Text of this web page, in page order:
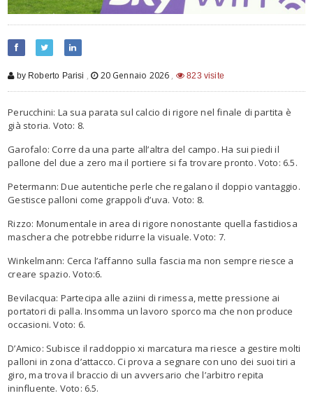
by Roberto Parisi , 20 Gennaio 2026 , 823 visite
Perucchini: La sua parata sul calcio di rigore nel finale di partita è
già storia. Voto: 8.
Garofalo: Corre da una parte all’altra del campo. Ha sui piedi il
pallone del due a zero ma il portiere si fa trovare pronto. Voto: 6.5.
Petermann: Due autentiche perle che regalano il doppio vantaggio.
Gestisce palloni come grappoli d’uva. Voto: 8.
Rizzo: Monumentale in area di rigore nonostante quella fastidiosa
maschera che potrebbe ridurre la visuale. Voto: 7.
Winkelmann: Cerca l’affanno sulla fascia ma non sempre riesce a
creare spazio. Voto:6.
Bevilacqua: Partecipa alle aziini di rimessa, mette pressione ai
portatori di palla. Insomma un lavoro sporco ma che non produce
occasioni. Voto: 6.
D’Amico: Subisce il raddoppio xi marcatura ma riesce a gestire molti
palloni in zona d’attacco. Ci prova a segnare con uno dei suoi tiri a
giro, ma trova il braccio di un avversario che l’arbitro repita
ininfluente. Voto: 6.5.